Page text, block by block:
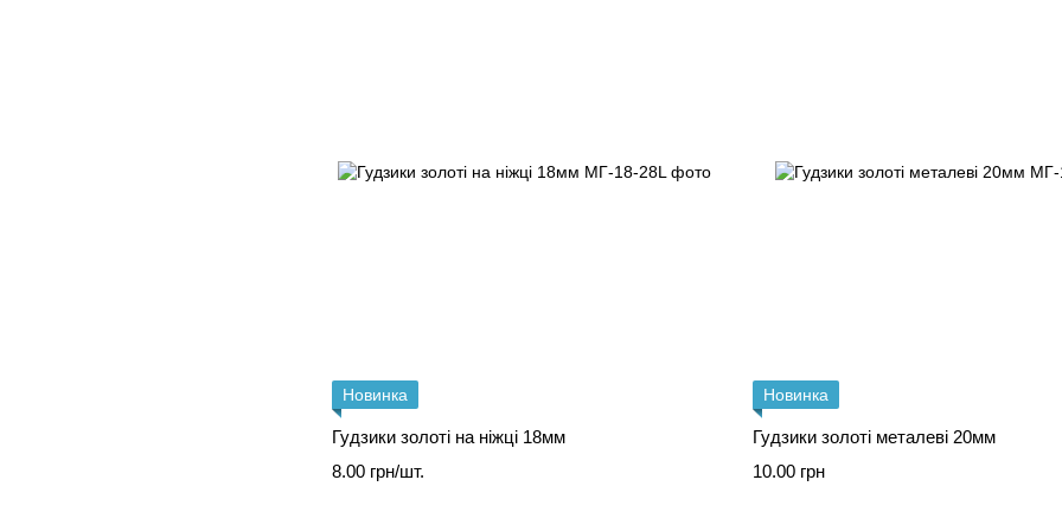
Новинка
Гудзики золоті на ніжці 18мм
8.00 грн/шт.
Новинка
Гудзики золоті металеві 20мм
10.00 грн